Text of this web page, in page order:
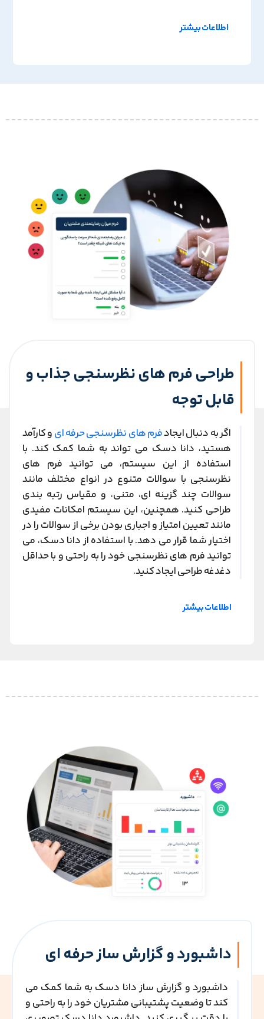
اطلاعات بیشتر
طراحی فرم های نظرسنجی جذاب و
قابل توجه
اگر به دنبال ایجادفرم های نظرسنجی حرفه ایو کارآمد
هستید، دانا دسک می تواند به شما کمک کند. با
استفاده از این سیستم، می توانید فرم های
نظرسنجی با سوالات متنوع در انواع مختلف مانند
سوالات چند گزینه ای، متنی، و مقیاس رتبه بندی
طراحی کنید. همچنین، این سیستم امکانات مفیدی
مانند تعیین امتیاز و اجباری بودن برخی از سوالات را در
اختیار شما قرار می دهد. با استفاده از دانا دسک، می
توانید فرم های نظرسنجی خود را به راحتی و با حداقل
دغدغه طراحی ایجاد کنید.
اطلاعات بیشتر
داشبورد و گزارش ساز حرفه ای
داشبورد و گزارش ساز دانا دسک به شما کمک می
کند تا وضعیت پشتیبانی مشتریان خود را به راحتی و